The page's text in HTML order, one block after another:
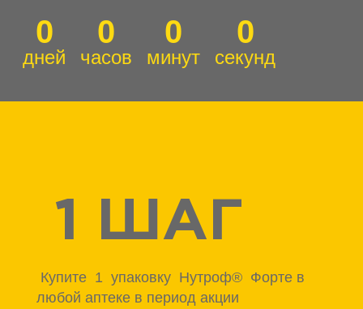
0
дней
0
часов
0
минут
0
секунд
1 ШАГ
любой аптеке в период акции